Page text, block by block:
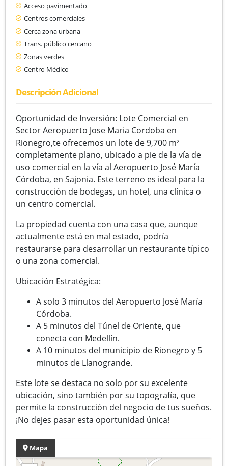
Acceso pavimentado
Centros comerciales
Cerca zona urbana
Trans. público cercano
Zonas verdes
Centro Médico
Descripción Adicional
Oportunidad de Inversión: Lote Comercial en
Sector Aeropuerto Jose Maria Cordoba en
Rionegro,te ofrecemos un lote de 9,700 m²
completamente plano, ubicado a pie de la vía de
uso comercial en la vía al Aeropuerto José María
Córdoba, en Sajonia. Este terreno es ideal para la
construcción de bodegas, un hotel, una clínica o
un centro comercial.
La propiedad cuenta con una casa que, aunque
actualmente está en mal estado, podría
restaurarse para desarrollar un restaurante típico
o una zona comercial.
Ubicación Estratégica:
A solo 3 minutos del Aeropuerto José María
Córdoba.
A 5 minutos del Túnel de Oriente, que
conecta con Medellín.
A 10 minutos del municipio de Rionegro y 5
minutos de Llanogrande.
Este lote se destaca no solo por su excelente
ubicación, sino también por su topografía, que
permite la construcción del negocio de tus sueños.
¡No dejes pasar esta oportunidad única!
Mapa